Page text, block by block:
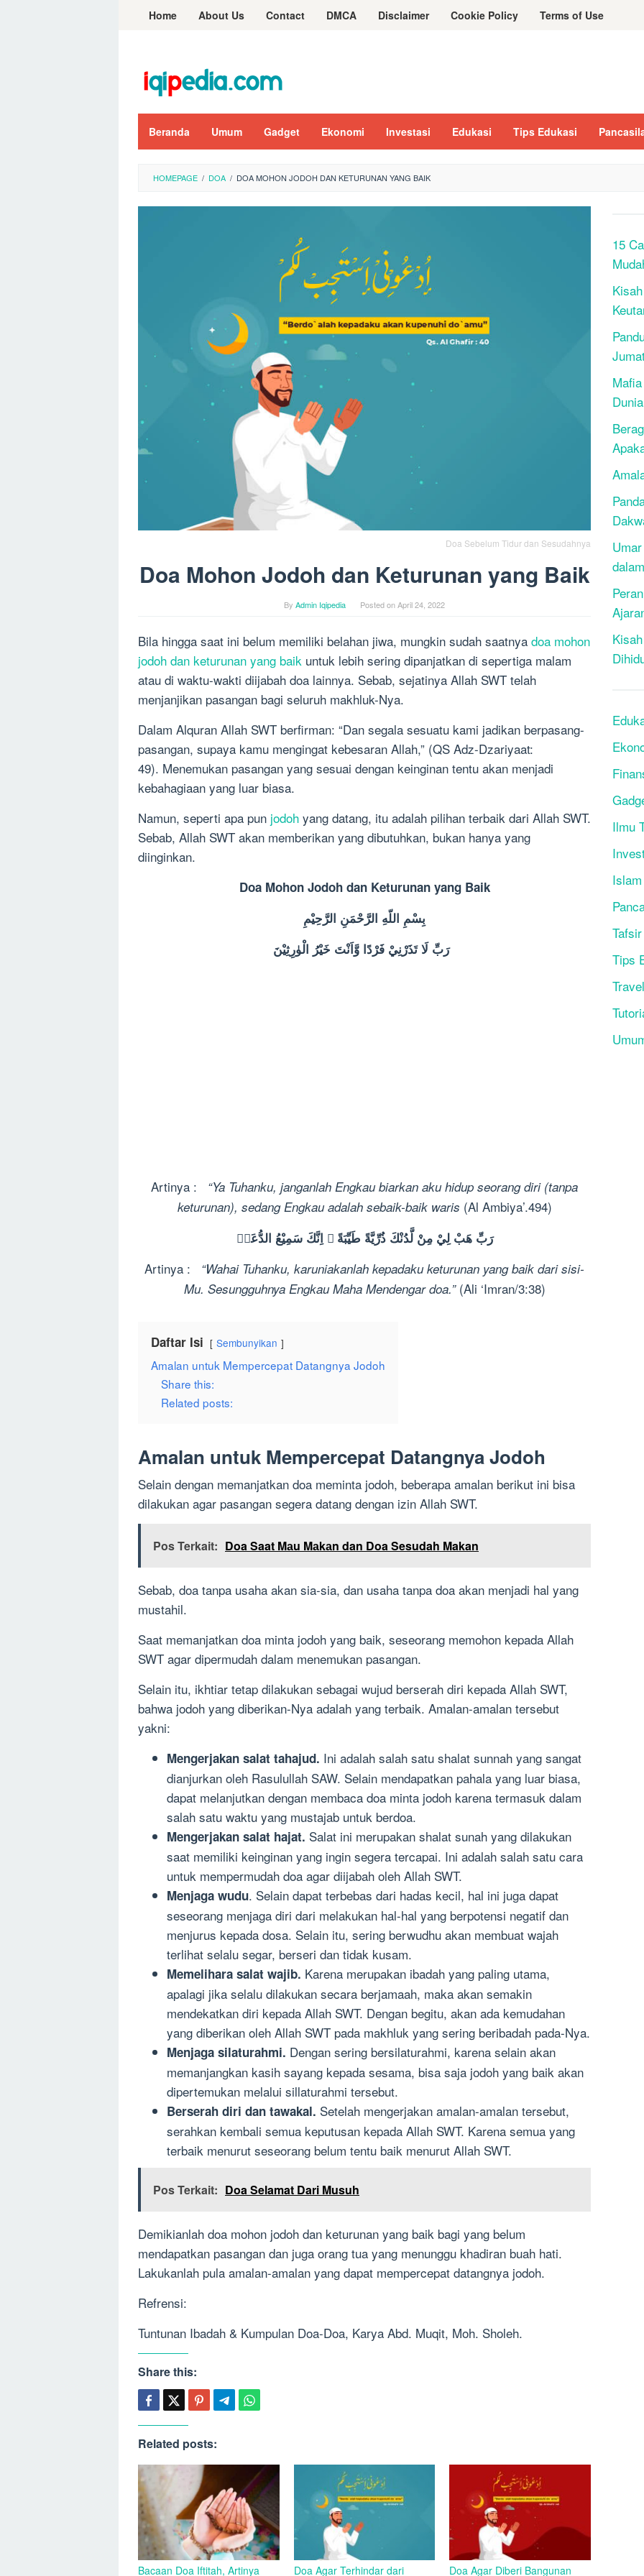
Home About Us Contact DMCA Disclaimer Cookie Policy Terms of Use
Beranda Umum Gadget Ekonomi Investasi Edukasi Tips Edukasi
HOMEPAGE / DOA / DOA MOHON JODOH DAN KETURUNAN YANG BAIK
Doa Sebelum Tidur dan Sesudahnya
Doa Mohon Jodoh dan Keturunan yang Baik
By Admin Iqipedia Posted onApril 24, 2022
Bila hingga saat ini belum memiliki belahan jiwa, mungkin sudah saatnya doa mohon
jodoh dan keturunan yang baik untuk lebih sering dipanjatkan di sepertiga malam
atau di waktu-wakti diijabah doa lainnya. Sebab, sejatinya Allah SWT telah
menjanjikan pasangan bagi seluruh makhluk-Nya.
Dalam Alquran Allah SWT berfirman: “Dan segala sesuatu kami jadikan berpasang-
pasangan, supaya kamu mengingat kebesaran Allah,” (QS Adz-Dzariyaat:
49). Menemukan pasangan yang sesuai dengan keinginan tentu akan menjadi
kebahagiaan yang luar biasa.
Namun, seperti apa pun jodoh yang datang, itu adalah pilihan terbaik dari Allah SWT.
Sebab, Allah SWT akan memberikan yang dibutuhkan, bukan hanya yang
diinginkan.
Doa Mohon Jodoh dan Keturunan yang Baik
بِسْمِ اللّهِ الرَّحْمَنِ الرَّحِيْمِ
رَبِّ لَا تَذَرْنِيْ فَرْدًا وَّاَنْتَ خَيْرُ الْوٰرِثِيْنَ
Artinya :
“Ya Tuhanku, janganlah Engkau biarkan aku hidup seorang diri (tanpa
keturunan), sedang Engkau adalah sebaik-baik waris (Al Ambiya’.494)
رَبِّ هَبْ لِيْ مِنْ لَّدُنْكَ ذُرِّيَّةً طَيِّبَةً ۚ اِنَّكَ سَمِيْعُ الدُّعَاۤ
Artinya :
“Wahai Tuhanku, karuniakanlah kepadaku keturunan yang baik dari sisi-
Mu. Sesungguhnya Engkau Maha Mendengar doa.”(Ali ‘Imran/3:38)
Daftar Isi Sembunyikan
Amalan untuk Mempercepat Datangnya Jodoh
Share this:
Related posts:
Amalan untuk Mempercepat Datangnya Jodoh
Selain dengan memanjatkan doa meminta jodoh, beberapa amalan berikut ini bisa
dilakukan agar pasangan segera datang dengan izin Allah SWT.
Pos Terkait: Doa Saat Mаu Mаkаn dan Doa Sesudah Makan
Sebab, doa tanpa usaha akan sia-sia, dan usaha tanpa doa akan menjadi hal yang
mustahil.
Saat memanjatkan doa minta jodoh yang baik, seseorang memohon kepada Allah
SWT agar dipermudah dalam menemukan pasangan.
Selain itu, ikhtiar tetap dilakukan sebagai wujud berserah diri kepada Allah SWT,
bahwa jodoh yang diberikan-Nya adalah yang terbaik. Amalan-amalan tersebut
yakni:
Mengerjakan salat tahajud. Ini adalah salah satu shalat sunnah yang sangat
dianjurkan oleh Rasulullah SAW. Selain mendapatkan pahala yang luar biasa,
dapat melanjutkan dengan membaca doa minta jodoh karena termasuk dalam
salah satu waktu yang mustajab untuk berdoa.
Mengerjakan salat hajat. Salat ini merupakan shalat sunah yang dilakukan
saat memiliki keinginan yang ingin segera tercapai. Ini adalah salah satu cara
untuk mempermudah doa agar diijabah oleh Allah SWT.
Menjaga wudu. Selain dapat terbebas dari hadas kecil, hal ini juga dapat
seseorang menjaga diri dari melakukan hal-hal yang berpotensi negatif dan
menjurus kepada dosa. Selain itu, sering berwudhu akan membuat wajah
terlihat selalu segar, berseri dan tidak kusam.
Memelihara salat wajib. Karena merupakan ibadah yang paling utama,
apalagi jika selalu dilakukan secara berjamaah, maka akan semakin
mendekatkan diri kepada Allah SWT. Dengan begitu, akan ada kemudahan
yang diberikan oleh Allah SWT pada makhluk yang sering beribadah pada-Nya.
Menjaga silaturahmi. Dengan sering bersilaturahmi, karena selain akan
memanjangkan kasih sayang kepada sesama, bisa saja jodoh yang baik akan
dipertemukan melalui sillaturahmi tersebut.
Berserah diri dan tawakal. Setelah mengerjakan amalan-amalan tersebut,
serahkan kembali semua keputusan kepada Allah SWT. Karena semua yang
terbaik menurut seseorang belum tentu baik menurut Allah SWT.
Pos Terkait: Doa Selamat Dari Musuh
Demikianlah doa mohon jodoh dan keturunan yang baik bagi yang belum
mendapatkan pasangan dan juga orang tua yang menunggu khadiran buah hati.
Lakukanlah pula amalan-amalan yang dapat mempercepat datangnya jodoh.
Refrensi:
Tuntunan Ibadah & Kumpulan Doa-Doa, Karya Abd. Muqit, Moh. Sholeh.
Share this:
Related posts:
Bacaan Doa Iftitah, Artinya
Doa Agar Terhindar dari
Doa Agar Diberi Bangunan
15
Ilmu
Tafsir
Tips